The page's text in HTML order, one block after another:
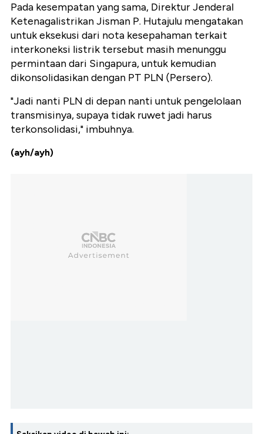
Pada kesempatan yang sama, Direktur Jenderal
Ketenagalistrikan Jisman P. Hutajulu mengatakan
untuk eksekusi dari nota kesepahaman terkait
interkoneksi listrik tersebut masih menunggu
permintaan dari Singapura, untuk kemudian
dikonsolidasikan dengan PT PLN (Persero).
"Jadi nanti PLN di depan nanti untuk pengelolaan
transmisinya, supaya tidak ruwet jadi harus
terkonsolidasi," imbuhnya.
(ayh/ayh)